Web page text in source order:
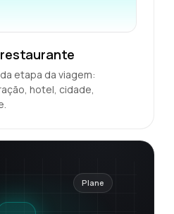
etapa da viagem:
hotel, cidade,
Plane